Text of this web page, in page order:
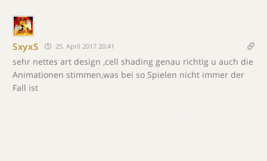
SxyxS 25. April 2017 20:41
sehr nettes art design ,cell shading genau richtig u auch die
Animationen stimmen,was bei so Spielen nicht immer der
Fall ist